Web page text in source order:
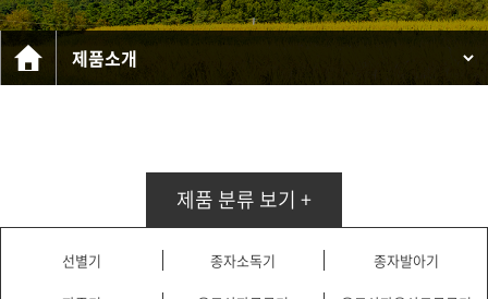
고객센터
문의하기
제품 분류 보기 +
선별기 종자소독기 종자발아기